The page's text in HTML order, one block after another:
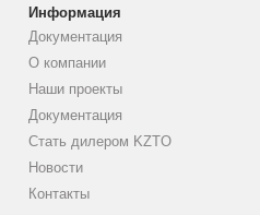
Информация
Документация
О компании
Наши проекты
Документация
Стать дилером KZTO
Новости
Контакты